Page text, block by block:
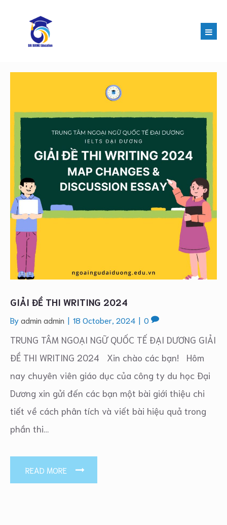
GIẢI ĐỀ THI WRITING 2024
Byadmin admin | 18 October, 2024 | 0
TRUNG TÂM NGOẠI NGỮ QUỐC TẾ ĐẠI DƯƠNG GIẢI
ĐỀ THI WRITING 2024 Xin chào các bạn! Hôm
nay chuyên viên giáo dục của công ty du học Đại
Dương xin gửi đến các bạn một bài giới thiệu chi
tiết về cách phân tích và viết bài hiệu quả trong
phần thi…
READ MORE